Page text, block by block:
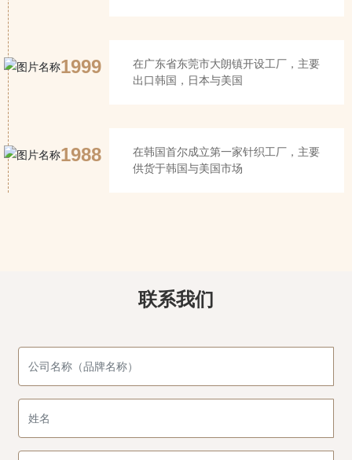
1999
在广东省东莞市大朗镇开设工厂，主要
出口韩国，日本与美国
1988
在韩国首尔成立第一家针织工厂，主要
供货于韩国与美国市场
联系我们